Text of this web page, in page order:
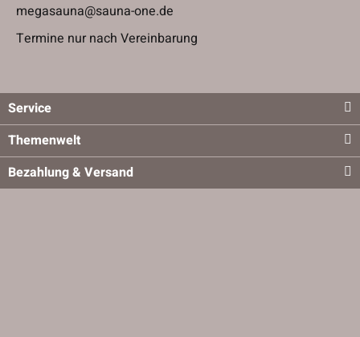
megasauna@sauna-one.de
Termine nur nach Vereinbarung
Service
Themenwelt
Bezahlung & Versand